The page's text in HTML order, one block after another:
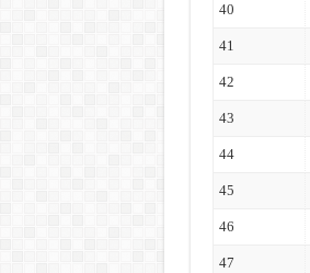
40
41
42
43
44
45
46
47